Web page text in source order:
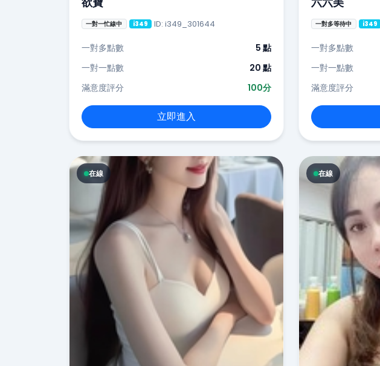
一對一忙線中 i349 ID: i349_301644
一對多點數
5 點
一對一點數
20 點
滿意度評分
100分
立即進入
一對多等待中 i349
一對多點數
一對一點數
滿意度評分
在線 在線